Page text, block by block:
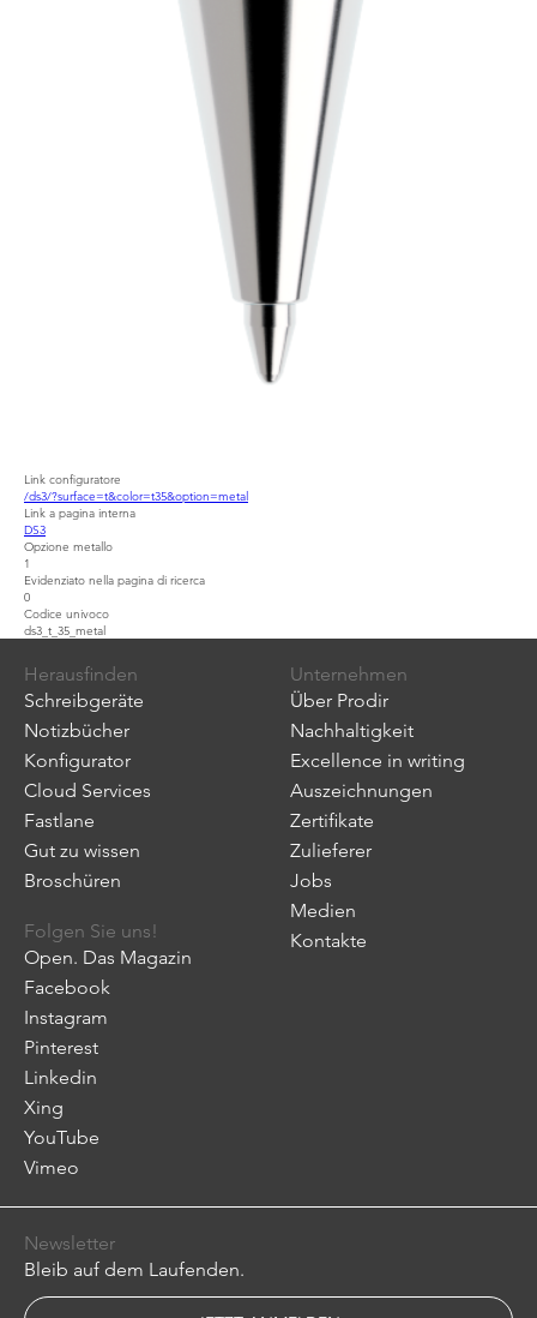
Link configuratore
/ds3/?surface=t&color=t35&option=metal
Link a pagina interna
DS3
Opzione metallo
1
Evidenziato nella pagina di ricerca
0
Codice univoco
ds3_t_35_metal
Herausfinden
Schreibgeräte
Notizbücher
Konfigurator
Cloud Services
Fastlane
Gut zu wissen
Broschüren
Unternehmen
Über Prodir
Nachhaltigkeit
Excellence in writing
Auszeichnungen
Zertifikate
Zulieferer
Jobs
Medien
Kontakte
Folgen Sie uns!
Open. Das Magazin
Facebook
Instagram
Pinterest
Linkedin
Xing
YouTube
Vimeo
Newsletter
Bleib auf dem Laufenden.